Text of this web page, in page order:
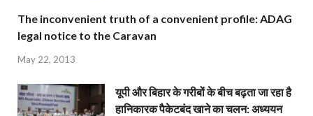
The inconvenient truth of a convenient profile: ADAG
legal notice to the Caravan
May 22, 2013
यूपी और बिहार के गरीबों के बीच बढ़ता जा रहा है
हानिकारक पैकेटबंद खाने का चलन: अध्ययन